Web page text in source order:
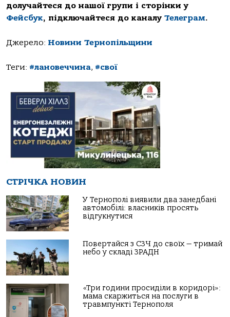
долучайтеся до нашої групи і сторінки у
Фейсбук, підключайтеся до каналу Телеграм.
Джерело: Новини Тернопільщини
Теги: #лановеччина, #свої
СТРІЧКА НОВИН
У Тернополі виявили два занедбані
автомобілі: власників просять
відгукнутися
Повертайся з СЗЧ до своїх — тримай
небо у складі ЗРАДН
«Три години просиділи в коридорі»:
мама скаржиться на послуги в
травмпункті Тернополя